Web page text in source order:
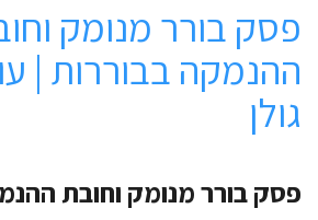
פסק בורר מנומק
ההנמקה בבוררות |
גולן
פסק בורר מנומק וחובת